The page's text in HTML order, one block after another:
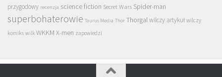
przygodowy recenzja science fiction Secret Wars Spider-man
superbohaterowie Taurus Media Thor Thorgalwilczy artykuł wilczy
komiks wilk WKKM X-men zapowiedzi